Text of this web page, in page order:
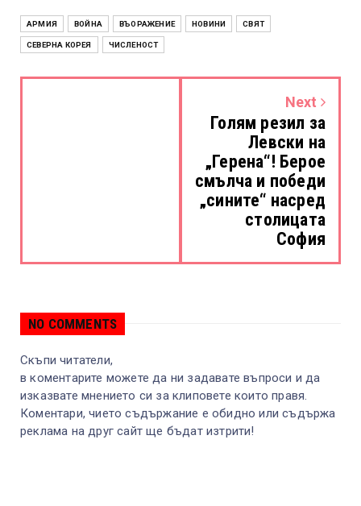
АРМИЯ ВОЙНА ВЪОРАЖЕНИЕ НОВИНИ СВЯТ
СЕВЕРНА КОРЕЯ ЧИСЛЕНОСТ
Next
Голям резил за
Левски на
„Герена“! Берое
смълча и победи
„сините“ насред
столицата
София
NO COMMENTS
Скъпи читатели,
в коментарите можете да ни задавате въпроси и да
изказвате мнението си за клиповете които правя.
Коментари, чието съдържание е обидно или съдържа
реклама на друг сайт ще бъдат изтрити!